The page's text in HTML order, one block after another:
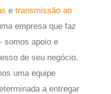
e transmissão ao
empresa que faz
apoio e
de seu negócio.
uma equipe
a entregar